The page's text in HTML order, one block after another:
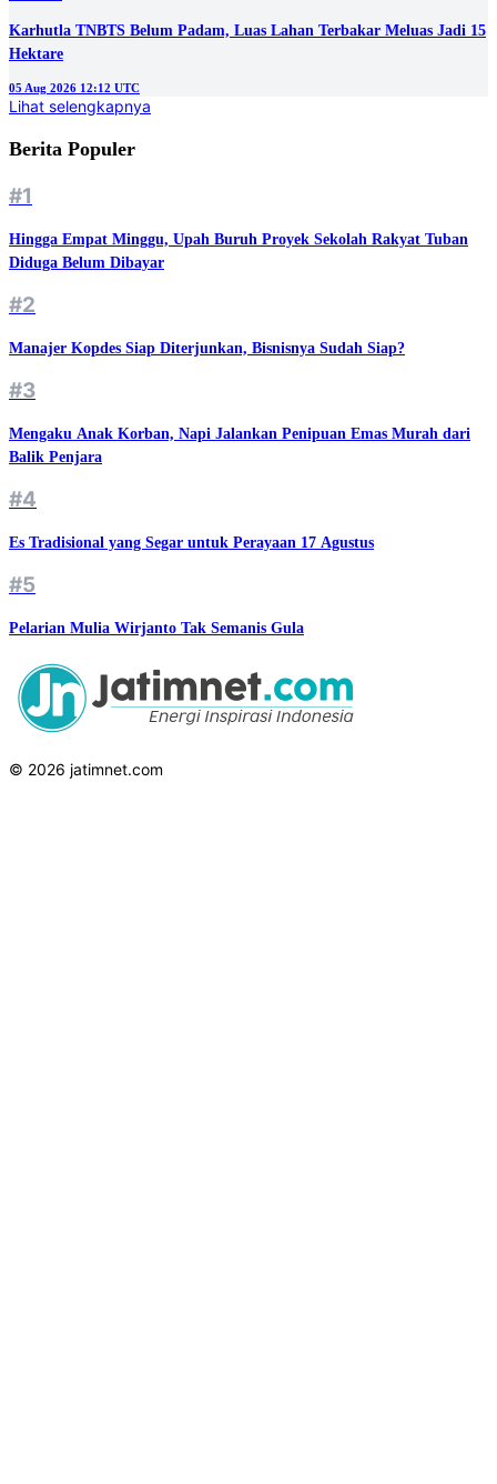
Karhutla TNBTS Belum Padam, Luas Lahan Terbakar Meluas Jadi 15
Hektare
05 Aug 2026 12:12 UTC
Lihat selengkapnya
Berita Populer
#1
Hingga Empat Minggu, Upah Buruh Proyek Sekolah Rakyat Tuban
Diduga Belum Dibayar
#2
Manajer Kopdes Siap Diterjunkan, Bisnisnya Sudah Siap?
#3
Mengaku Anak Korban, Napi Jalankan Penipuan Emas Murah dari
Balik Penjara
#4
Es Tradisional yang Segar untuk Perayaan 17 Agustus
#5
Pelarian Mulia Wirjanto Tak Semanis Gula
© 2026 jatimnet.com